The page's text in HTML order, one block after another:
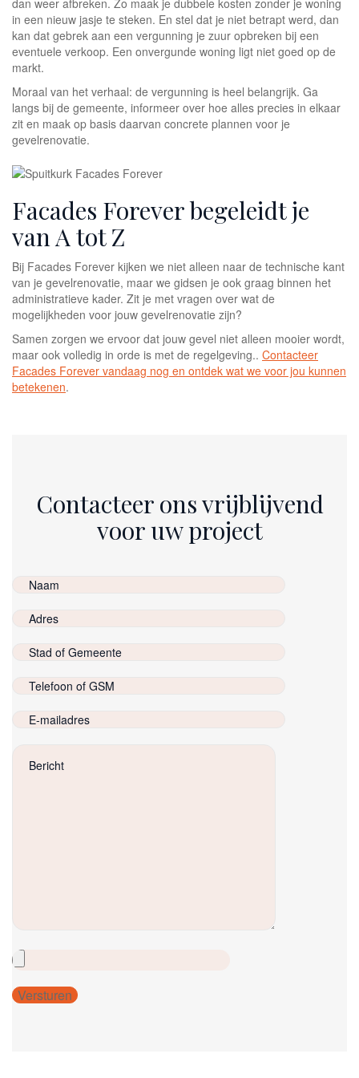
in een nieuw jasje te steken. En stel dat je niet betrapt werd, dan
kan dat gebrek aan een vergunning je zuur opbreken bij een
eventuele verkoop. Een onvergunde woning ligt niet goed op de
markt.
Moraal van het verhaal: de vergunning is heel belangrijk. Ga
langs bij de gemeente, informeer over hoe alles precies in elkaar
zit en maak op basis daarvan concrete plannen voor je
gevelrenovatie.
Facades Forever begeleidt je
van A tot Z
Bij Facades Forever kijken we niet alleen naar de technische kant
van je gevelrenovatie, maar we gidsen je ook graag binnen het
administratieve kader. Zit je met vragen over wat de
mogelijkheden voor jouw gevelrenovatie zijn?
Samen zorgen we ervoor dat jouw gevel niet alleen mooier wordt,
maar ook volledig in orde is met de regelgeving.. Contacteer
Facades Forever vandaag nog en ontdek wat we voor jou kunnen
betekenen.
Contacteer ons vrijblijvend
voor uw project